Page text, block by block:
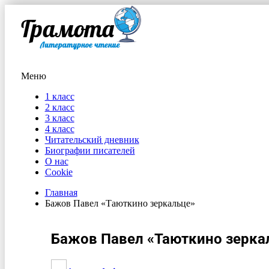
Меню
1 класс
2 класс
3 класс
4 класс
Читательский дневник
Биографии писателей
О нас
Cookie
Главная
Бажов Павел «Таюткино зеркальце»
Бажов Павел «Таюткино